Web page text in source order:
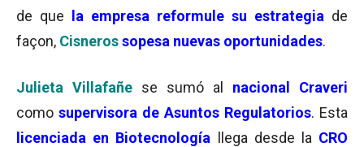
de que la empresa reformule su estrategia de
façon, Cisnerossopesa nuevas oportunidades.
Julieta Villafañe se sumó al nacional Craveri
como supervisora de Asuntos Regulatorios. Esta
licenciada en Biotecnología llega desde la CRO